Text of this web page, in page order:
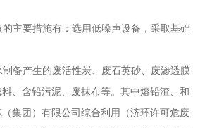
主要措施有：选用低噪声设备，采取基础
备产生的废活性炭、废石英砂、废渗透膜
、含铅污泥、废抹布等。其中熔铅渣、和
集团）有限公司综合利用（济环许可危废